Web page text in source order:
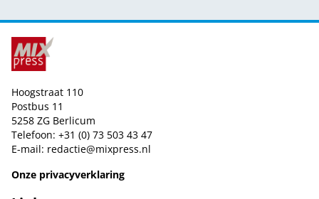
Hoogstraat 110
Postbus 11
5258 ZG Berlicum
Telefoon: +31 (0) 73 503 43 47
E-mail: redactie@mixpress.nl
Onze privacyverklaring